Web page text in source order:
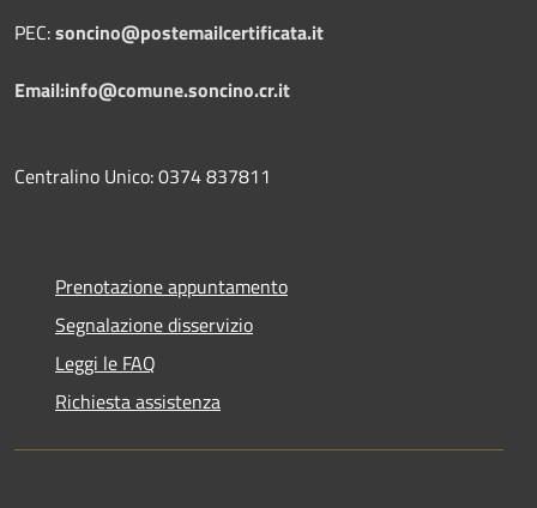
PEC:soncino@postemailcertificata.it
Email:info@comune.soncino.cr.it
Centralino Unico: 0374 837811
Prenotazione appuntamento
Segnalazione disservizio
Leggi le FAQ
Richiesta assistenza